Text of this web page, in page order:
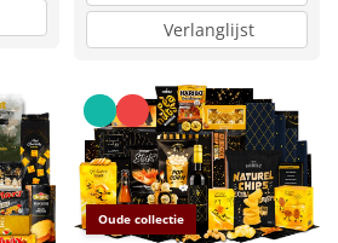
Verlanglijst
Oude collectie